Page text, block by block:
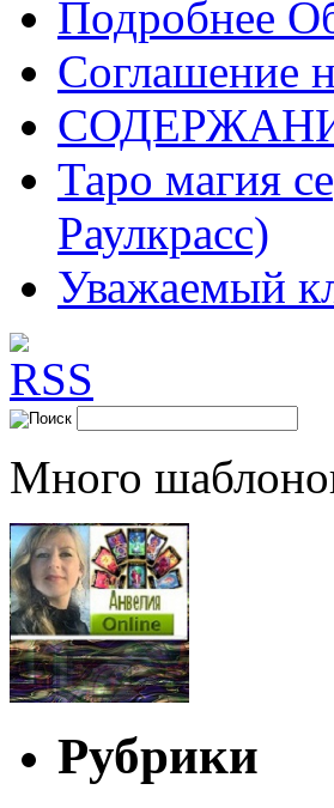
Подробнее
Соглашение
Таро магия
Раулкрасс)
Уважаемый
Много
Рубрики